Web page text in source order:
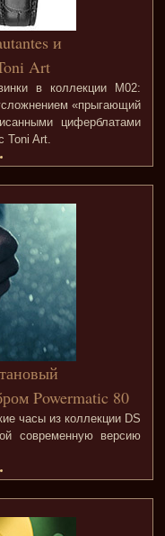
и
Art
в коллекции M02:
«прыгающий
циферблатами
Toni Art.
Powermatic 80
часы из коллекции DS
современную версию